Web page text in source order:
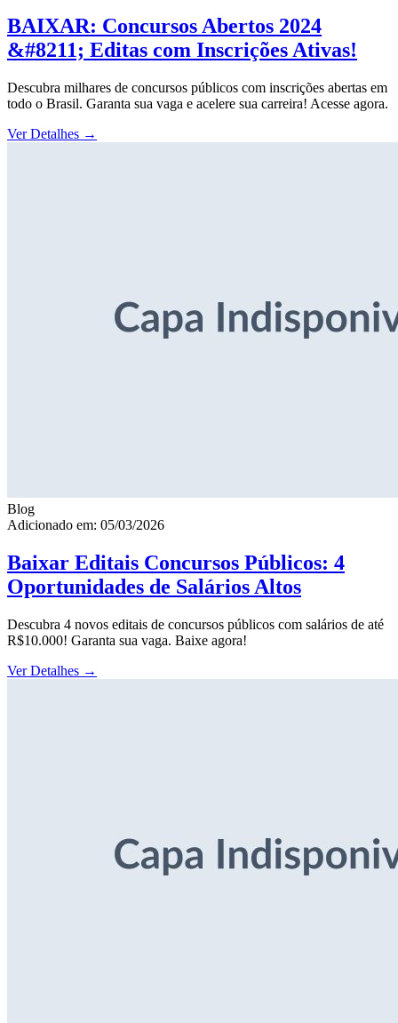
BAIXAR: Concursos Abertos 2024
&#8211; Editas com Inscrições Ativas!
Descubra milhares de concursos públicos com inscrições abertas em
todo o Brasil. Garanta sua vaga e acelere sua carreira! Acesse agora.
Ver Detalhes →
Blog
Adicionado em: 05/03/2026
Baixar Editais Concursos Públicos: 4
Oportunidades de Salários Altos
Descubra 4 novos editais de concursos públicos com salários de até
R$10.000! Garanta sua vaga. Baixe agora!
Ver Detalhes →